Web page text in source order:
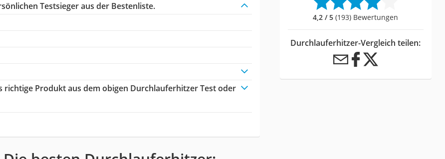
Testsieger aus der Bestenliste.
richtige Produkt aus dem obigen Durchlauferhitzer Test oder
4,2 / 5 (193) Bewertungen
Durchlauferhitzer-Vergleich teilen: